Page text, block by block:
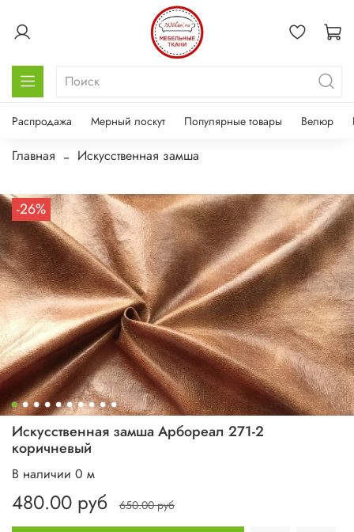
Распродажа Мерный лоскут Популярные товары Велюр
Главная Искусственная замша
-26%
Искусственная замша Арбореал 271-2
коричневый
В наличии 0 м
480.00 руб 650.00 руб